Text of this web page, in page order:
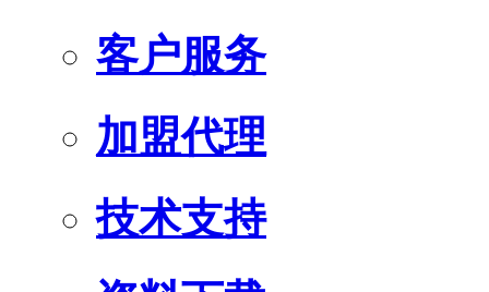
客户服务
加盟代理
技术支持